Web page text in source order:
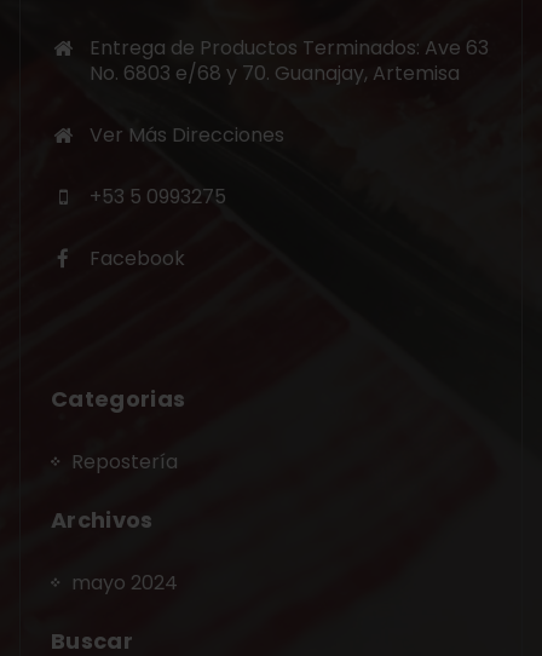
Entrega de Productos Terminados: Ave 63
No. 6803 e/68 y 70. Guanajay, Artemisa
Ver Más Direcciones
+53 5 0993275
Facebook
Categorias
Repostería
Archivos
mayo 2024
Buscar